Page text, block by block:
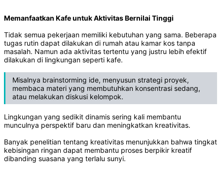
Memanfaatkan Kafe untuk Aktivitas Bernilai Tinggi
Tidak semua pekerjaan memiliki kebutuhan yang sama. Beberapa
tugas rutin dapat dilakukan di rumah atau kamar kos tanpa
masalah. Namun ada aktivitas tertentu yang justru lebih efektif
dilakukan di lingkungan seperti kafe.
Misalnya brainstorming ide, menyusun strategi proyek,
membaca materi yang membutuhkan konsentrasi sedang,
atau melakukan diskusi kelompok.
Lingkungan yang sedikit dinamis sering kali membantu
munculnya perspektif baru dan meningkatkan kreativitas.
Banyak penelitian tentang kreativitas menunjukkan bahwa tingkat
kebisingan ringan dapat membantu proses berpikir kreatif
dibanding suasana yang terlalu sunyi.